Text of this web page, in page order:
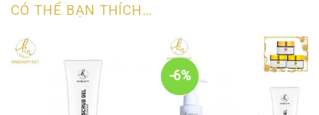
CÓ THỂ BẠN THÍCH…
-6%